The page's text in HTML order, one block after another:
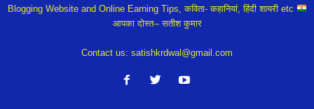
Blogging Website and Online Earning Tips, कविता- कहानियां, हिंदी शायरी etc
आपका दोस्त-- सतीश कुमार
Contact us: satishkrdwal@gmail.com